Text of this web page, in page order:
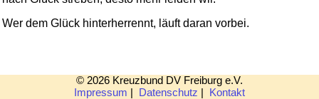
Wer dem Glück hinterherrennt, läuft daran vorbei.
© 2026 Kreuzbund DV Freiburg e.V.
Impressum
Datenschutz Kontakt